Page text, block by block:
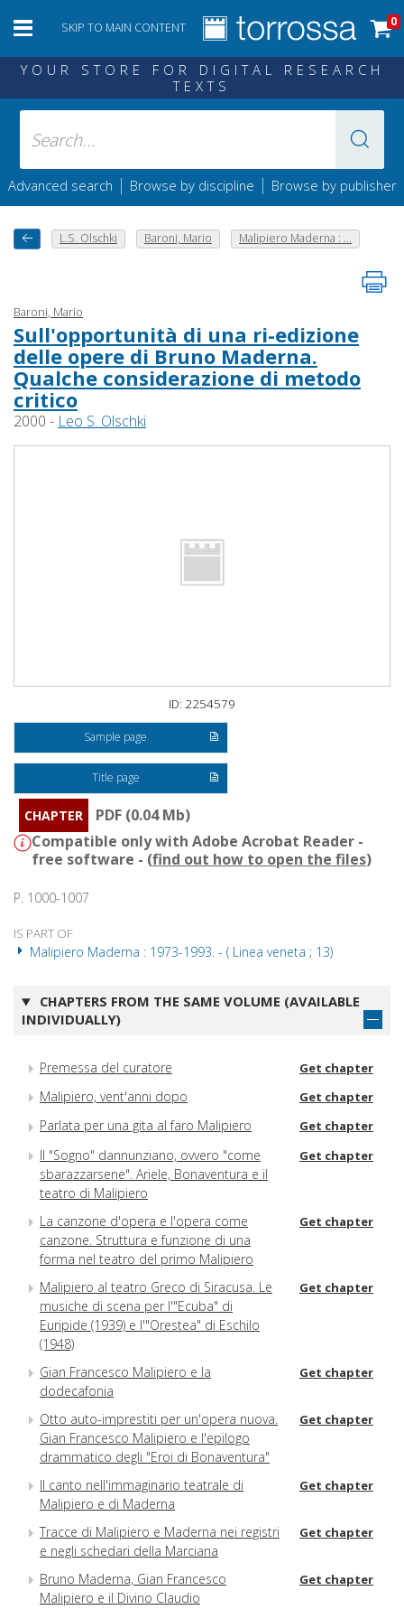
SKIP TO MAIN CONTENT 0
YOUR STORE FOR DIGITAL RESEARCH
TEXTS
Advanced search | Browse by discipline | Browse by publisher
L.S. Olschki Baroni, Mario Malipiero Maderna : ...
Baroni, Mario
Sull'opportunità di una ri-edizione
delle opere di Bruno Maderna.
Qualche considerazione di metodo
critico
2000 - Leo S. Olschki
ID: 2254579
Sample page
Title page
CHAPTER
PDF (0.04 Mb)
Compatible only with Adobe Acrobat Reader -
free software - (find out how to open the files)
P. 1000-1007
IS PART OF
Malipiero Maderna : 1973-1993. - ( Linea veneta ; 13)
CHAPTERS FROM THE SAME VOLUME (AVAILABLE
INDIVIDUALLY)
Premessa del curatore Get chapter
Malipiero, vent'anni dopo Get chapter
Parlata per una gita al faro Malipiero Get chapter
Il "Sogno" dannunziano, ovvero "come
sbarazzarsene". Ariele, Bonaventura e il
teatro di Malipiero
Get chapter
La canzone d'opera e l'opera come
canzone. Struttura e funzione di una
forma nel teatro del primo Malipiero
Get chapter
Malipiero al teatro Greco di Siracusa. Le
musiche di scena per l'"Ecuba" di
Euripide (1939) e l'"Orestea" di Eschilo
(1948)
Get chapter
Gian Francesco Malipiero e la
dodecafonia
Get chapter
Otto auto-imprestiti per un'opera nuova.
Gian Francesco Malipiero e l'epilogo
drammatico degli "Eroi di Bonaventura"
Get chapter
Il canto nell'immaginario teatrale di
Malipiero e di Maderna
Get chapter
Tracce di Malipiero e Maderna nei registri
e negli schedari della Marciana
Get chapter
Bruno Maderna, Gian Francesco
Malipiero e il Divino Claudio
Get chapter